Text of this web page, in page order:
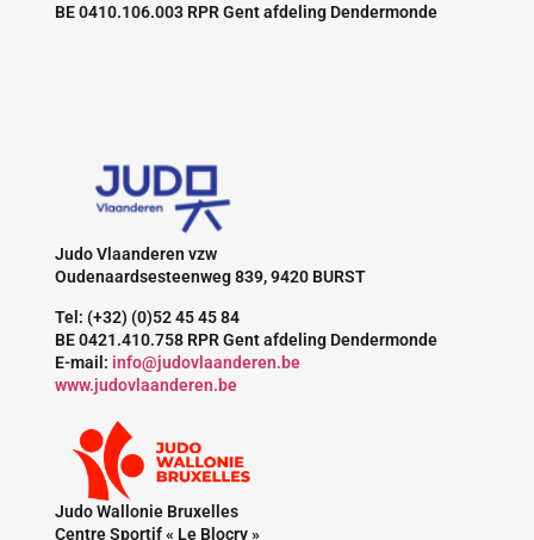
BE 0410.106.003 RPR Gent afdeling Dendermonde
Judo Vlaanderen vzw
Oudenaardsesteenweg 839, 9420 BURST
Tel: (+32) (0)52 45 45 84
BE 0421.410.758 RPR Gent afdeling Dendermonde
E-mail: info@judovlaanderen.be
www.judovlaanderen.be
Judo Wallonie Bruxelles
Centre Sportif « Le Blocry »